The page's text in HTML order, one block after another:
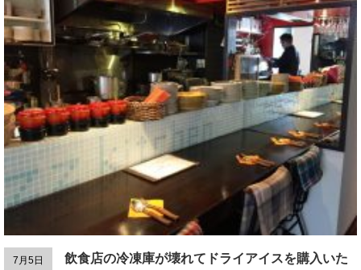
7月5日
飲食店の冷凍庫が壊れてドライアイスを購入いた